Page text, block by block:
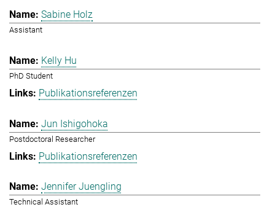
Sabine Holz
Assistant
Kelly Hu
PhD Student
Publikationsreferenzen
Jun Ishigohoka
Postdoctoral Researcher
Publikationsreferenzen
Jennifer Juengling
Technical Assistant